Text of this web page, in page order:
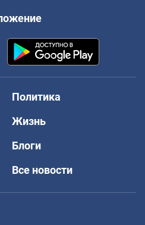
Политика
Жизнь
Блоги
Все новости